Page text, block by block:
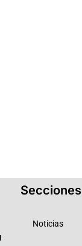
Secciones
Noticias